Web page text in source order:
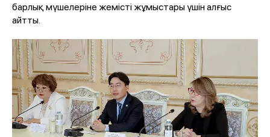
барлық мүшелеріне жемісті жұмыстары үшін алғыс
айтты.